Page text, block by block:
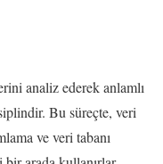
analiz ederek anlamlı
Bu süreçte, veri
ve veri tabanı